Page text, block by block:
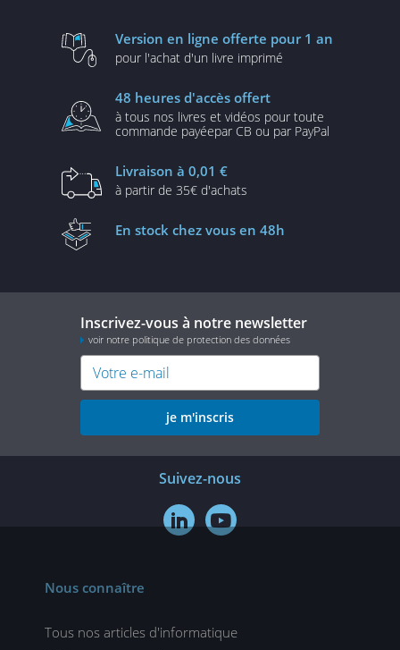
Version en ligne offerte pour 1 an
pour l'achat d'un livre imprimé
48 heures d'accès offert
à tous nos livres et vidéos pour toute
commande payéepar CB ou par PayPal
Livraison à 0,01 €
à partir de 35€ d'achats
En stock chez vous en 48h
Inscrivez-vous à notre newsletter
voir notre politique de protection des données
je m'inscris
Suivez-nous
 
Nous connaître
Tous nos articles d'informatique